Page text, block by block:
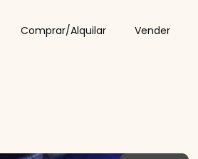
Comprar/Alquilar Vender